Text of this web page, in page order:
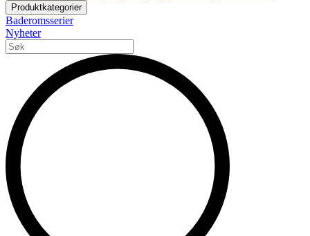
Produktkategorier
Baderomsserier
Nyheter